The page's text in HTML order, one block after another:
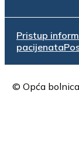
Pristup
pacijenata
© Opća